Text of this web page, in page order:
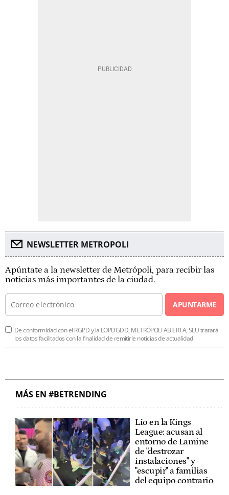
NEWSLETTER METROPOLI
Apúntate a la newsletter de Metrópoli, para recibir las
noticias más importantes de la ciudad.
APUNTARME
De conformidad con el RGPD y la LOPDGDD, METRÓPOLI ABIERTA, SLU tratará
los datos facilitados con la finalidad de remitirle noticias de actualidad.
MÁS EN #BETRENDING
Lío en la Kings
League: acusan al
entorno de Lamine
de "destrozar
instalaciones" y
"escupir" a familias
del equipo contrario